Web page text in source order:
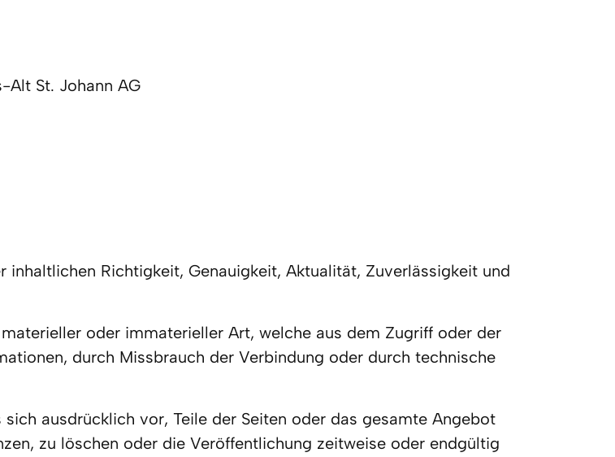
Alt St. Johann AG
Richtigkeit, Genauigkeit, Aktualität, Zuverlässigkeit und
oder immaterieller Art, welche aus dem Zugriff oder der
durch Missbrauch der Verbindung oder durch technische
ausdrücklich vor, Teile der Seiten oder das gesamte Angebot
zu löschen oder die Veröffentlichung zeitweise oder endgültig